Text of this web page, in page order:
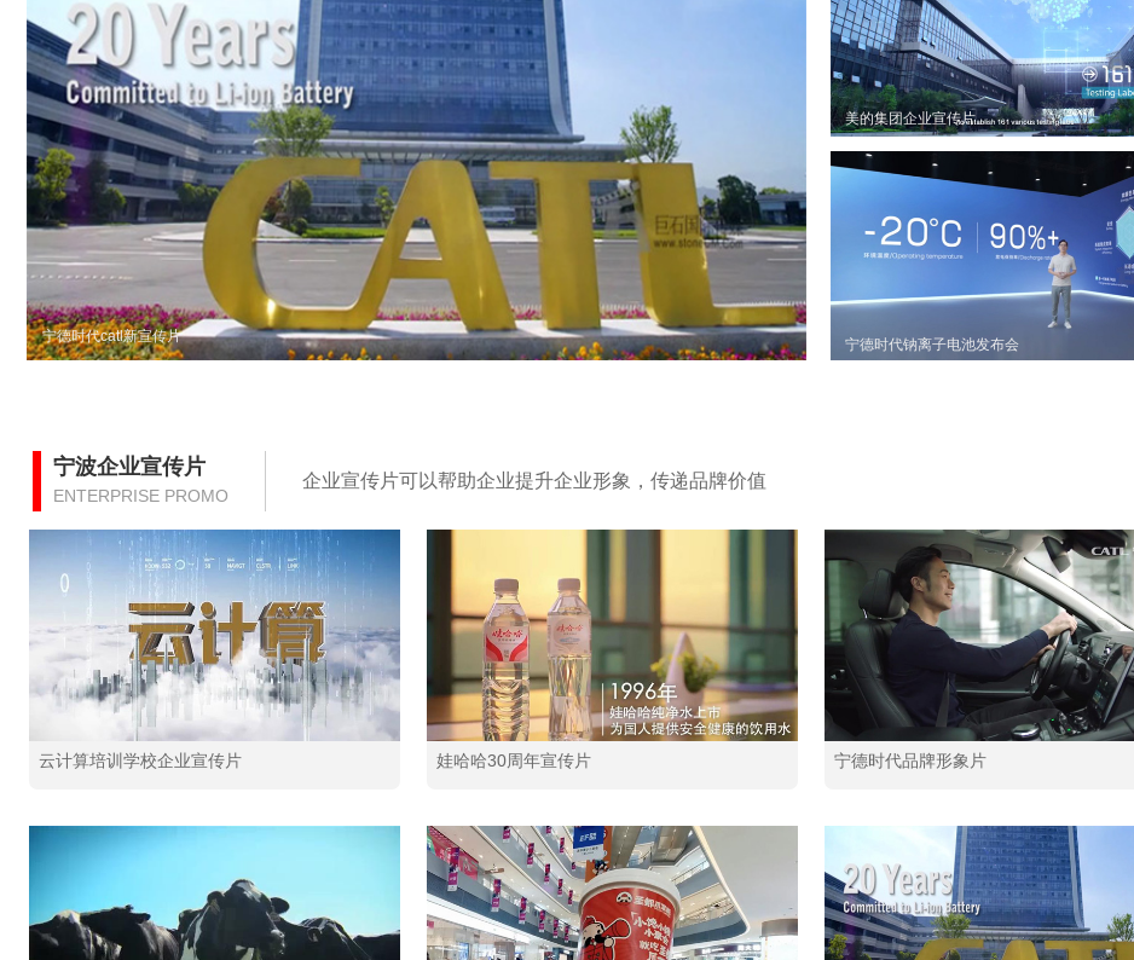
宁德时代catl新宣传片
美的集团企业宣传片
宁德时代钠离子电池发布会
宁波企业宣传片
ENTERPRISE PROMO
企业宣传片可以帮助企业提升企业形象，传递品牌价值
云计算培训学校企业宣传片 娃哈哈30周年宣传片 宁德时代品牌形象片